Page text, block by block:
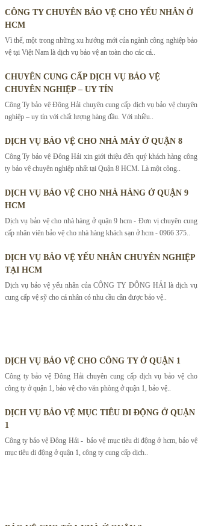
CÔNG TY CHUYÊN BẢO VỆ CHO YẾU NHÂN Ở
HCM
Vì thế, một trong những xu hướng mới của ngành công nghiệp bảo
vệ tại Việt Nam là dịch vụ bảo vệ an toàn cho các cá..
CHUYÊN CUNG CẤP DỊCH VỤ BẢO VỆ
CHUYÊN NGHIỆP – UY TÍN
Công Ty bảo vệ Đông Hải chuyên cung cấp dịch vụ bảo vệ chuyên
nghiệp – uy tín với chất lượng hàng đầu. Với nhiều..
DỊCH VỤ BẢO VỆ CHO NHÀ MÁY Ở QUẬN 8
Công Ty bảo vệ Đông Hải xin giới thiệu đến quý khách hàng công
ty bảo vệ chuyên nghiệp nhất tại Quận 8 HCM. Là một công..
DỊCH VỤ BẢO VỆ CHO NHÀ HÀNG Ở QUẬN 9
HCM
Dịch vụ bảo vệ cho nhà hàng ở quận 9 hcm - Đơn vị chuyên cung
cấp nhân viên bảo vệ cho nhà hàng khách sạn ở hcm - 0966 375..
DỊCH VỤ BẢO VỆ YẾU NHÂN CHUYÊN NGHIỆP
TẠI HCM
Dịch vụ bảo vệ yếu nhân của CÔNG TY ĐÔNG HẢI là dịch vụ
cung cấp vệ sỹ cho cá nhân có nhu cầu cần được bảo vệ..
DỊCH VỤ BẢO VỆ CHO CÔNG TY Ở QUẬN 1
Công ty bảo vệ Đông Hải chuyên cung cấp dịch vụ bảo vệ cho
công ty ở quận 1, bảo vệ cho văn phòng ở quận 1, bảo vệ..
DỊCH VỤ BẢO VỆ MỤC TIÊU DI ĐỘNG Ở QUẬN
1
Công ty bảo vệ Đông Hải - bảo vệ mục tiêu di động ở hcm, bảo vệ
mục tiêu di động ở quận 1, công ty cung cấp dịch..